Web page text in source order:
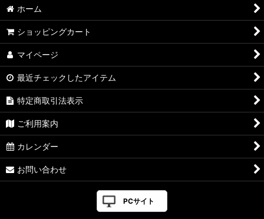
ホーム
ショッピングカート
マイページ
最近チェックしたアイテム
特定商取引法表示
ご利用案内
カレンダー
お問い合わせ
PCサイト